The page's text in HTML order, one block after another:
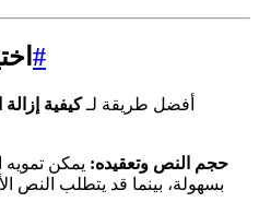
#
أفضل طريقة لـكيفية
حجم النص وتعقيده: يمكن
بسهولة، بينما قد يتطلب النص